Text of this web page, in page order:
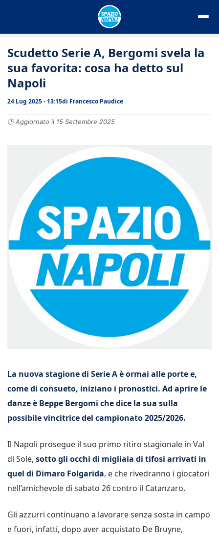
Scudetto Serie A, Bergomi svela la
sua favorita: cosa ha detto sul
Napoli
24 Lug 2025 - 13:15di Francesco Paudice
🕑 Aggiornato il 15 Settembre 2025
La nuova stagione di Serie A è ormai alle porte e,
come di consueto, iniziano i pronostici. Ad aprire le
danze è Beppe Bergomi che dice la sua sulla
possibile vincitrice del campionato 2025/2026.
Il Napoli prosegue il suo primo ritiro stagionale in Val
di Sole, sotto gli occhi di migliaia di tifosi arrivati in
quel di Dimaro Folgarida, e che rivedranno i giocatori
nell’amichevole di sabato 26 contro il Catanzaro.
Gli azzurri continuano a lavorare senza sosta in campo
e fuori, infatti, dopo aver acquistato De Bruyne,